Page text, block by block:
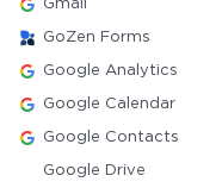
Gmail
GoZen Forms
Google Analytics
Google Calendar
Google Contacts
Google Drive